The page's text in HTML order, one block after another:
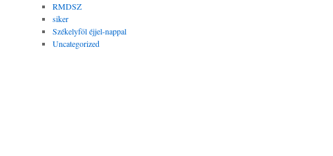
RMDSZ
siker
Székelyföl éjjel-nappal
Uncategorized